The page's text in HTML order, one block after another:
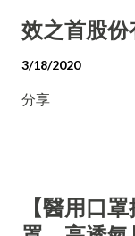
效之首股份
3/18/2020
分享
【醫用口